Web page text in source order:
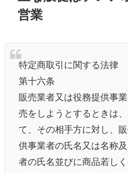
営業
特定商取引に関する法律
第十六条
販売業者又は役務提供事
売をしようとするときは
て、その相手方に対し、
供事業者の氏名又は名称
者の氏名並びに商品若し